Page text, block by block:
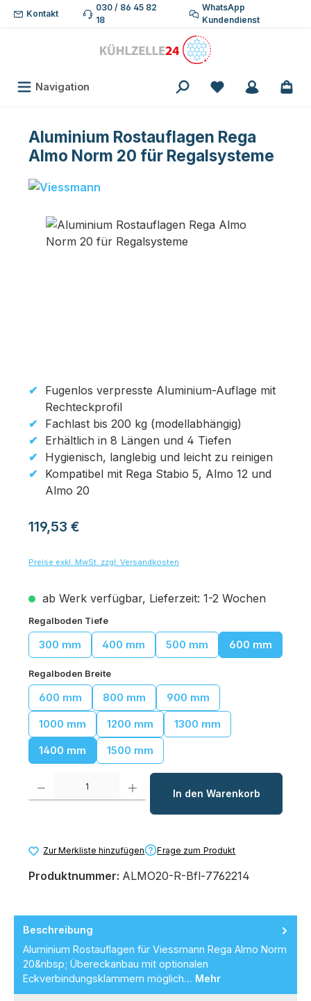
Zum Hauptinhalt springen
Kontakt
030 / 86 45 82
18
WhatsApp
Kundendienst
Navigation Du hast 0
Aluminium Rostauflagen Rega
Almo Norm 20 für Regalsysteme
Bildergalerie überspringen
Fugenlos verpresste Aluminium-Auflage mit
Rechteckprofil
Fachlast bis 200 kg (modellabhängig)
Erhältlich in 8 Längen und 4 Tiefen
Hygienisch, langlebig und leicht zu reinigen
Kompatibel mit Rega Stabio 5, Almo 12 und
Almo 20
Regulärer Preis:
119,53 €
Preise exkl. MwSt. zzgl. Versandkosten
ab Werk verfügbar, Lieferzeit: 1-2 Wochen
Regalboden Tiefeauswählen
300 mm 400 mm 500 mm 600 mm
Regalboden Breiteauswählen
600 mm 800 mm
900 mm
1000 mm
1200 mm
1300 mm
1400 mm
1500 mm
Produkt Anzahl: Gib den gewünschten Wert ein oder benutze die
In den Warenkorb
Zur Merkliste hinzufügen Frage zum Produkt
Produktnummer: ALMO20-R-Bfl-7762214
Beschreibung
Aluminium Rostauflagen für Viessmann Rega Almo Norm
20&nbsp; Übereckanbau mit optionalen
Eckverbindungsklammern möglich… Mehr